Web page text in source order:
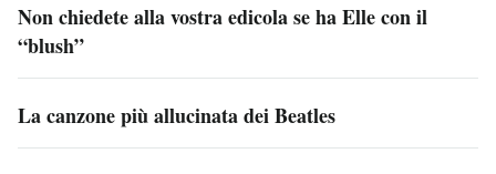
Non chiedete alla vostra edicola se ha Elle con il
“blush”
La canzone più allucinata dei Beatles